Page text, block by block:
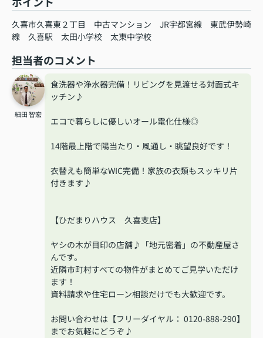
久喜市久喜東２丁目 中古マンション JR宇都宮線
東武伊勢崎
線
久喜駅 太田小学校 太東中学校
担当者のコメント
細田 智宏
食洗器や浄水器完備！リビングを見渡せる対面式キ
ッチン♪
エコで暮らしに優しいオール電化仕様◎
14階最上階で陽当たり・風通し・眺望良好です！
衣替えも簡単なWIC完備！家族の衣類もスッキリ片
付きます♪
【ひだまりハウス 久喜支店】
ヤシの木が目印の店舗♪「地元密着」の不動産屋さ
んです。
近隣市町村すべての物件がまとめてご見学いただけ
ます！
資料請求や住宅ローン相談だけでも大歓迎です。
お問い合わせは【フリーダイヤル： 0120-888-290】
までお気軽にどうぞ♪